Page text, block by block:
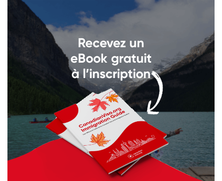
Recevez un
eBook gratuit
à l’inscription
Llámenos al +1 604 449 1200